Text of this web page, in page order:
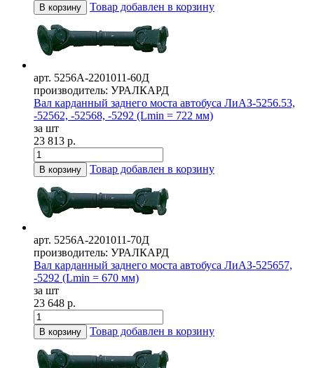
В корзину Товар добавлен в корзину
арт. 5256А-2201011-60Д
производитель: УРАЛКАРД
Вал карданный заднего моста автобуса ЛиАЗ-5256.53,
-52562, -52568, -5292 (Lmin = 722 мм)
за шт
23 813 р.
В корзину Товар добавлен в корзину
арт. 5256А-2201011-70Д
производитель: УРАЛКАРД
Вал карданный заднего моста автобуса ЛиАЗ-525657,
-5292 (Lmin = 670 мм)
за шт
23 648 р.
В корзину Товар добавлен в корзину